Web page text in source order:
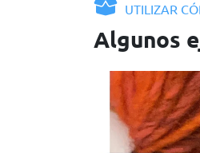
UTILIZAR
Algunos